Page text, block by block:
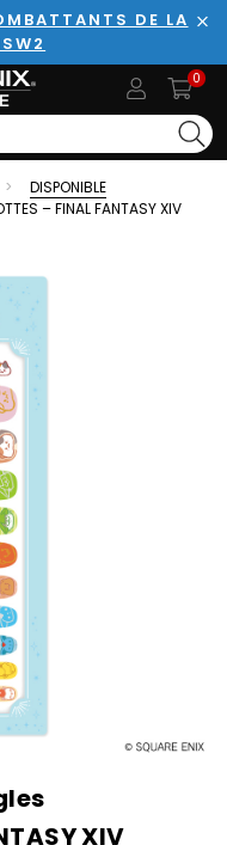
DE LA
0
DISPONIBLE
– FINAL FANTASY XIV
XIV